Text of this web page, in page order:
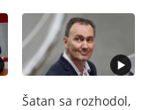
Šatan sa rozhodol,